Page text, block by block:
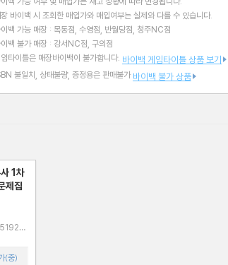
바이백 시 조회한 매입가와 매입여부는 실제와 다를 수 있습니다.
백 가능 매장 : 목동점, 수영점, 반월당점, 청주NC점
백 불가 매장 : 강서NC점, 구의점
타이틀은 매장바이백이 불가합니다. 바이백 게임타이틀 상품 보기
불일치, 상태불량, 증정용은 판매불가 바이백 불가 상품
1차
제집
(중)